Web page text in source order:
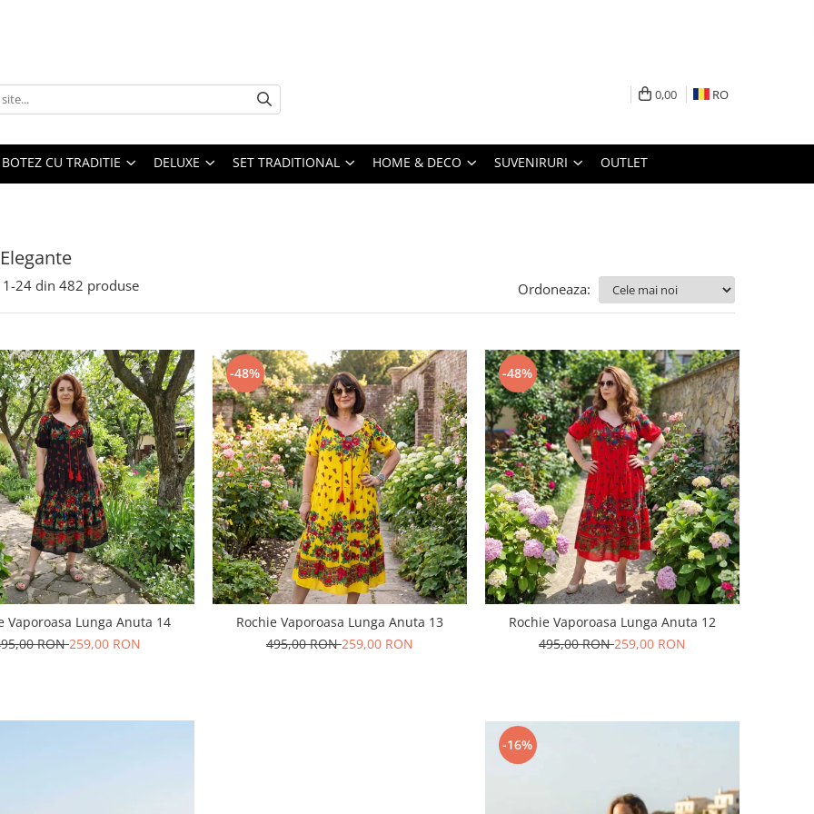
0,00 RO
BOTEZ CU TRADITIE DELUXE SET TRADITIONAL HOME & DECO SUVENIRURI OUTLET
1-24 din 482 produse Ordoneaza:
Vaporoasa Lunga Anuta 14
RON259,00 RON
-48%
Rochie Vaporoasa Lunga Anuta 13
495,00 RON259,00 RON
-48%
Rochie Vaporoasa Lunga Anuta 12
495,00 RON259,00 RON
-16%